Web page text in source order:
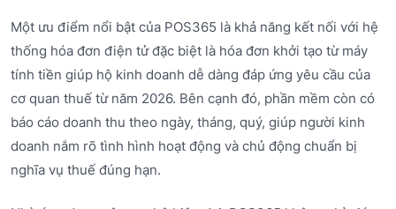
Một ưu điểm nổi bật của POS365 là khả năng kết nối với hệ
thống hóa đơn điện tử đặc biệt là hóa đơn khởi tạo từ máy
tính tiền giúp hộ kinh doanh dễ dàng đáp ứng yêu cầu của
cơ quan thuế từ năm 2026. Bên cạnh đó, phần mềm còn có
báo cáo doanh thu theo ngày, tháng, quý, giúp người kinh
doanh nắm rõ tình hình hoạt động và chủ động chuẩn bị
nghĩa vụ thuế đúng hạn.